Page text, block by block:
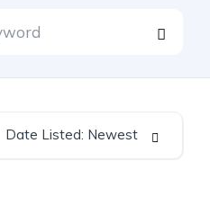
Date Listed: Newest